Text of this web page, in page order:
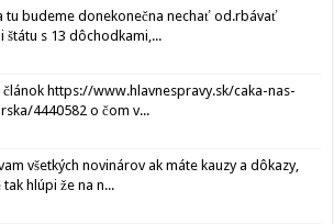
tu budeme donekonečna nechať od.rbávať
štátu s 13 dôchodkami,...
článok https://www.hlavnespravy.sk/caka-nas-
4440582 o čom v...
všetkých novinárov ak máte kauzy a dôkazy,
hlúpi že na n...